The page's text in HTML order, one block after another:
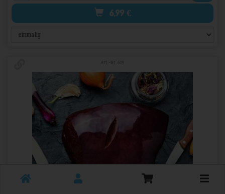
6,99 €
Toggle